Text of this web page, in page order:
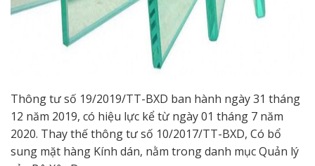
Thông tư số 19/2019/TT-BXD ban hành ngày 31 tháng
12 năm 2019, có hiệu lực kể từ ngày 01 tháng 7 năm
2020. Thay thế thông tư số 10/2017/TT-BXD, Có bổ
sung mặt hàng Kính dán, nằm trong danh mục Quản lý